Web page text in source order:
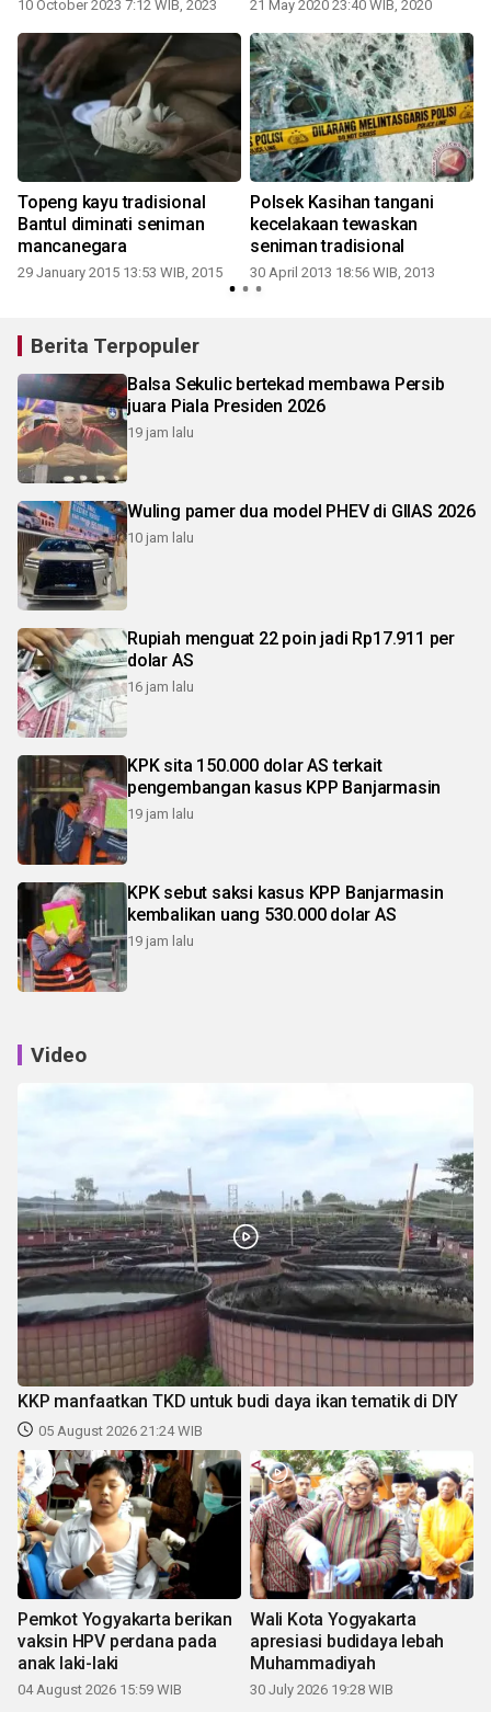
10 October 2023 7:12 WIB, 2023 21 May 2020 23:40 WIB, 2020
Topeng kayu tradisional
Bantul diminati seniman
mancanegara
29 January 2015 13:53 WIB, 2015
Polsek Kasihan tangani
kecelakaan tewaskan
seniman tradisional
30 April 2013 18:56 WIB, 2013
Berita Terpopuler
Balsa Sekulic bertekad membawa Persib
juara Piala Presiden 2026
19 jam lalu
Wuling pamer dua model PHEV di GIIAS 2026
10 jam lalu
Rupiah menguat 22 poin jadi Rp17.911 per
dolar AS
16 jam lalu
KPK sita 150.000 dolar AS terkait
pengembangan kasus KPP Banjarmasin
19 jam lalu
KPK sebut saksi kasus KPP Banjarmasin
kembalikan uang 530.000 dolar AS
19 jam lalu
Video
KKP manfaatkan TKD untuk budi daya ikan tematik di DIY
05 August 2026 21:24 WIB
Pemkot Yogyakarta berikan
vaksin HPV perdana pada
anak laki-laki
04 August 2026 15:59 WIB
Wali Kota Yogyakarta
apresiasi budidaya lebah
Muhammadiyah
30 July 2026 19:28 WIB